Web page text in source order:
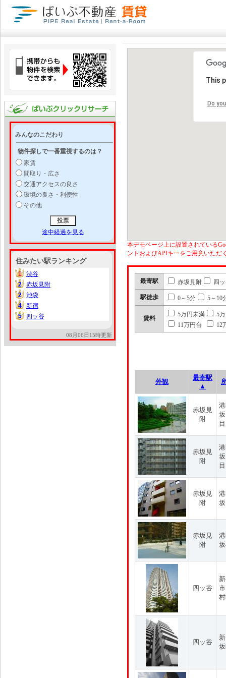
みんなのこだわり
物件探しで一番重視するのは？
家賃
間取り・広さ
交通アクセスの良さ
環境の良さ・利便性
その他
途中経過を見る
住みたい駅ランキング
1
1
渋谷
2
2
赤坂見附
2
2
池袋
4
4
新宿
5
5 四ッ谷
08月06日15時更新
This
Do
本デモページ上に設置されている
ントおよびAPIキーをご用意いただ
最寄駅 赤坂見附 四
駅徒歩 0～5分 5～10
賃料
5万円未満
5
11万円台
12
外観
最寄駅
▲
赤坂見
附
目
赤坂見
附
目
赤坂見
附
赤坂見
附
四ッ谷
四ッ谷